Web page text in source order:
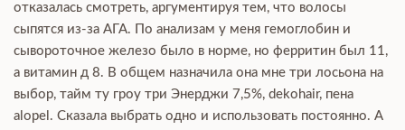
отказалась смотреть, аргументируя тем, что волосы
сыпятся из-за АГА. По анализам у меня гемоглобин и
сывороточное железо было в норме, но ферритин был 11,
а витамин д 8. В общем назначила она мне три лосьона на
выбор, тайм ту гроу три Энерджи 7,5%, dekohair, пена
alopel. Сказала выбрать одно и использовать постоянно. А